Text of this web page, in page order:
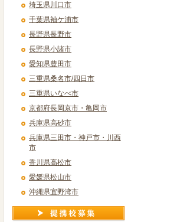
埼玉県川口市
千葉県袖ケ浦市
長野県長野市
長野県小諸市
愛知県豊田市
三重県桑名市/四日市
三重県いなべ市
京都府長岡京市・亀岡市
兵庫県高砂市
兵庫県三田市・神戸市・川西
市
香川県高松市
愛媛県松山市
沖縄県宜野湾市